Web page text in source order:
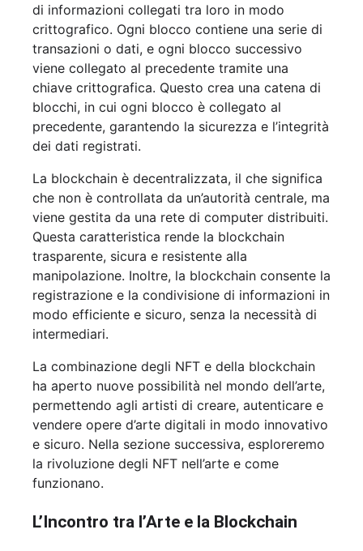
di informazioni collegati tra loro in modo
crittografico. Ogni blocco contiene una serie di
transazioni o dati, e ogni blocco successivo
viene collegato al precedente tramite una
chiave crittografica. Questo crea una catena di
blocchi, in cui ogni blocco è collegato al
precedente, garantendo la sicurezza e l’integrità
dei dati registrati.
La blockchain è decentralizzata, il che significa
che non è controllata da un’autorità centrale, ma
viene gestita da una rete di computer distribuiti.
Questa caratteristica rende la blockchain
trasparente, sicura e resistente alla
manipolazione. Inoltre, la blockchain consente la
registrazione e la condivisione di informazioni in
modo efficiente e sicuro, senza la necessità di
intermediari.
La combinazione degli NFT e della blockchain
ha aperto nuove possibilità nel mondo dell’arte,
permettendo agli artisti di creare, autenticare e
vendere opere d’arte digitali in modo innovativo
e sicuro. Nella sezione successiva, esploreremo
la rivoluzione degli NFT nell’arte e come
funzionano.
L’Incontro tra l’Arte e la Blockchain